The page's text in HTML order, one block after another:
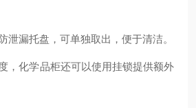
泄漏托盘，可单独取出，便于清洁。
，化学品柜还可以使用挂锁提供额外